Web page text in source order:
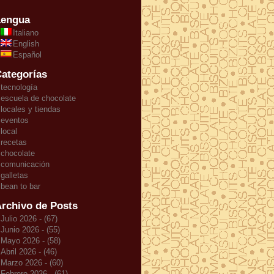
Italiano
English
Español
tecnología
escuela de chocolate
locales y tiendas
eventos
local
recetas
chocolate
comunicación
galletas
bean to bar
de Posts
Julio 2026 - (67)
Junio 2026 - (55)
Mayo 2026 - (58)
Abril 2026 - (46)
Marzo 2026 - (60)